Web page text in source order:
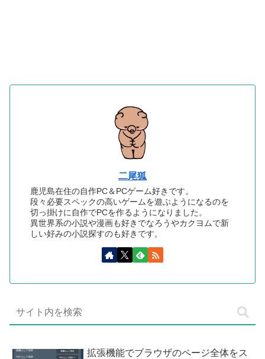
二尾狐
鹿児島在住の自作PC＆PCゲーム好きです。
段々必要スペックの高いゲームを遊ぶようになるのを
切っ掛けに自作でPCを作るようになりました。
異世界系の小説や漫画も好きでなろうやカクヨムで新
しい好みの小説探すのも好きです。
拡張機能でブラウザのページ全体をス